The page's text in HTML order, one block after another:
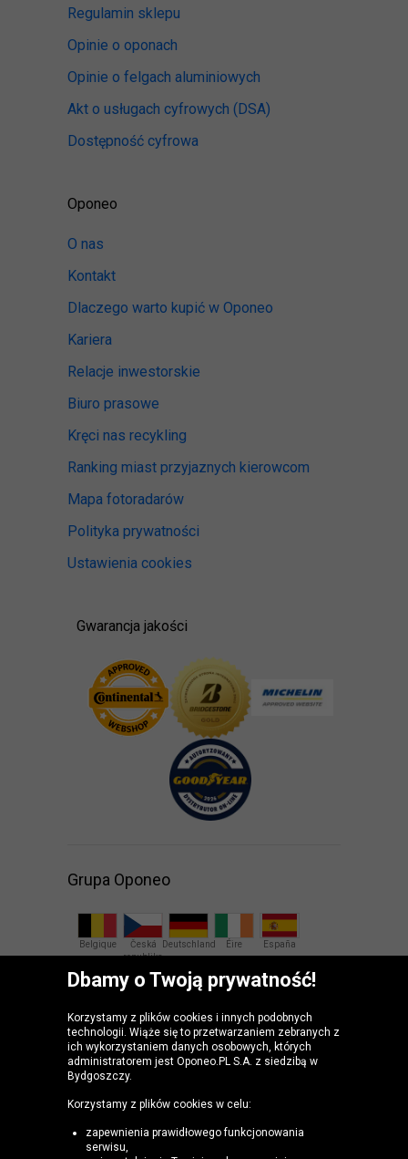
Regulamin sklepu
Opinie o oponach
Opinie o felgach aluminiowych
Akt o usługach cyfrowych (DSA)
Dostępność cyfrowa
Oponeo
O nas
Kontakt
Dlaczego warto kupić w Oponeo
Kariera
Relacje inwestorskie
Biuro prasowe
Kręci nas recykling
Ranking miast przyjaznych kierowcom
Mapa fotoradarów
Polityka prywatności
Ustawienia cookies
Gwarancja jakości
Grupa Oponeo
Belgique
Česká
republika
Deutschland Éire España
Slovenská
republika
United
Kingdom
Dbamy o Twoją prywatność!
Korzystamy z plików cookies i innych podobnych
technologii. Wiąże się to przetwarzaniem zebranych z
ich wykorzystaniem danych osobowych, których
administratorem jest Oponeo.PL S.A. z siedzibą w
Bydgoszczy.
Korzystamy z plików cookies w celu:
zapewnienia prawidłowego funkcjonowania
serwisu,